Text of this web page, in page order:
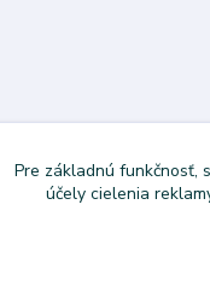
Pre základnú funkčnosť,
účely cielenia